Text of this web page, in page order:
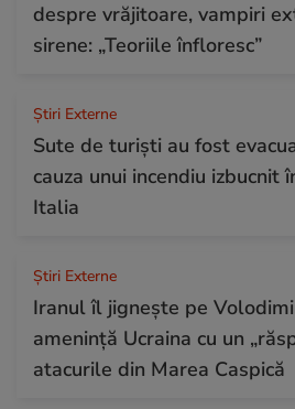
despre vrăjitoare, vampiri
sirene: „Teoriile înfloresc”
Știri Externe
Sute de turiști au fost
cauza unui incendiu izbucnit
Italia
Știri Externe
Iranul îl jignește pe
amenință Ucraina cu un
atacurile din Marea Caspică